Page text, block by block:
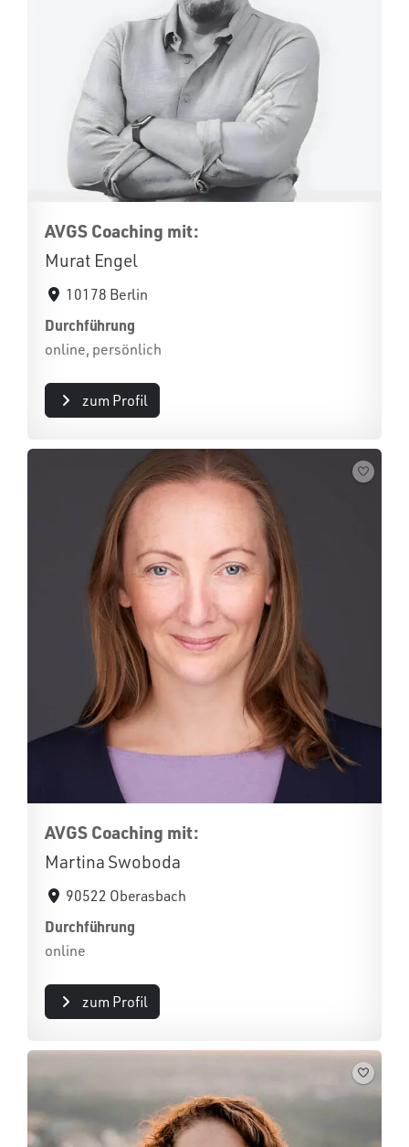
AVGS Coaching mit:
Murat Engel
10178 Berlin
Durchführung
online, persönlich
zum Profil
AVGS Coaching mit:
Martina Swoboda
90522 Oberasbach
Durchführung
online
zum Profil